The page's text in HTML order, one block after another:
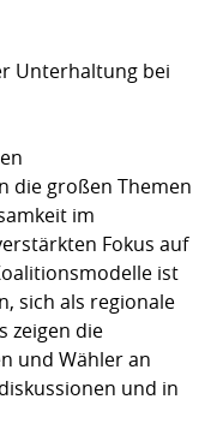
Unterhaltung bei
die großen Themen
im
Fokus auf
ist
sich als regionale
zeigen die
und Wähler an
und in